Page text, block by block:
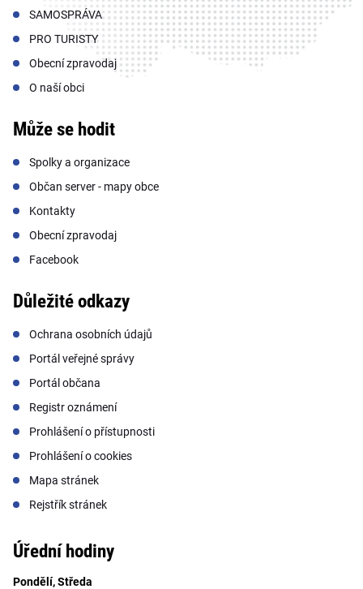
SAMOSPRÁVA
PRO TURISTY
Obecní zpravodaj
O naší obci
Může se hodit
Spolky a organizace
Občan server - mapy obce
Kontakty
Obecní zpravodaj
Facebook
Důležité odkazy
Ochrana osobních údajů
Portál veřejné správy
Portál občana
Registr oznámení
Prohlášení o přístupnosti
Prohlášení o cookies
Mapa stránek
Rejstřík stránek
Úřední hodiny
Pondělí, Středa